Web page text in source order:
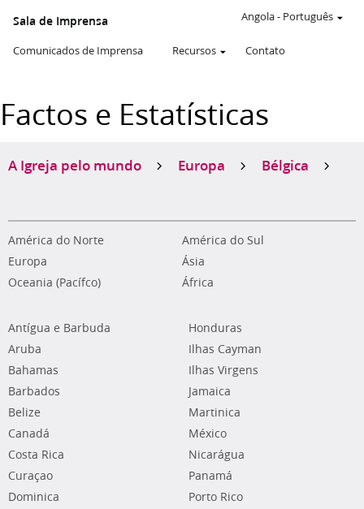
Sala de Imprensa
Comunicados de Imprensa Recursos Contato
Angola- Português
Factos e Estatísticas
A Igreja pelo mundo Europa Bélgica
América do Norte
América do Sul
Europa
Ásia
Oceania (Pacífco)
África
Antígua e Barbuda
Aruba
Bahamas
Barbados
Belize
Canadá
Costa Rica
Curaçao
Dominica
Honduras
Ilhas Cayman
Ilhas Virgens
Jamaica
Martinica
México
Nicarágua
Panamá
Porto Rico